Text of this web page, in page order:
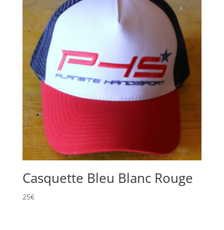
Casquette Bleu Blanc Rouge
25€